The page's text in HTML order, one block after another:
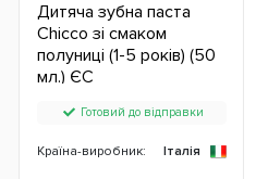
Дитяча зубна паста
Chicco зі смаком
полуниці (1-5 років) (50
мл.) ЄС
Готовий до відправки
Країна-виробник: Італія